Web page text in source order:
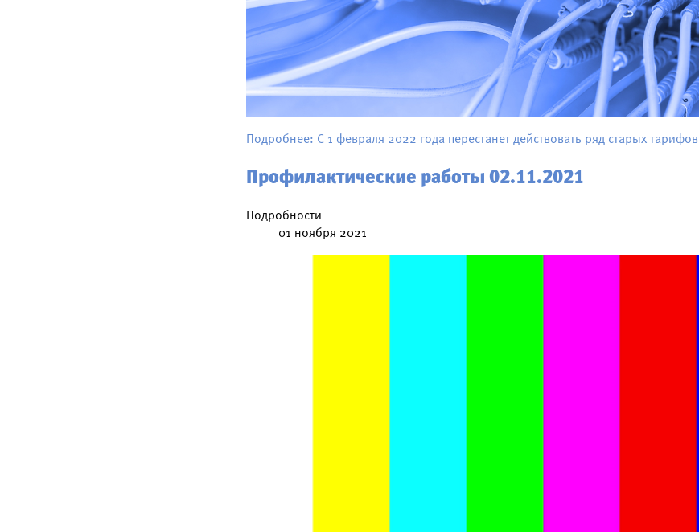
Подробнее: С 1 февраля 2022 года перестанет действовать ряд старых тарифов
Профилактические работы 02.11.2021
Подробности
01 ноября 2021